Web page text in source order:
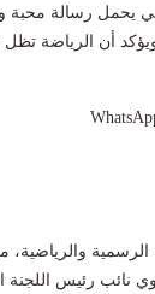
يحمل رسالة محبة
أن الرياضة
والرياضية،
نائب رئيس اللجنة